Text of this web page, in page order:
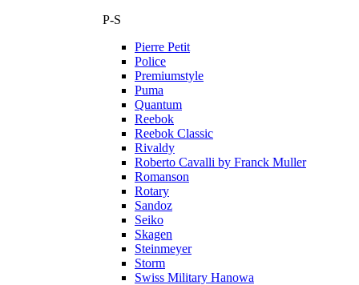
P-S
Pierre Petit
Police
Premiumstyle
Puma
Quantum
Reebok
Reebok Classic
Rivaldy
Roberto Cavalli by Franck Muller
Romanson
Rotary
Sandoz
Seiko
Skagen
Steinmeyer
Storm
Swiss Military Hanowa